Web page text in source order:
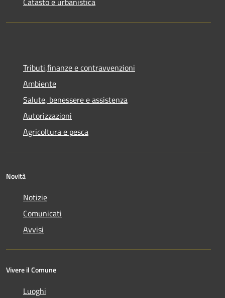
Tributi,finanze e contravvenzioni
Ambiente
Salute, benessere e assistenza
Autorizzazioni
Agricoltura e pesca
Novità
Notizie
Comunicati
Avvisi
Vivere il Comune
Luoghi